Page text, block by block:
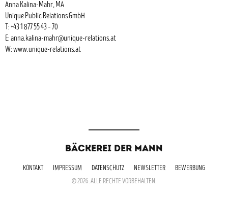
Anna Kalina-Mahr, MA
Unique Public Relations GmbH
T: +43 1 877 55 43 – 70
E:anna.kalina-mahr@unique-relations.at
W:www.unique-relations.at
BÄCKEREI DER MANN
KONTAKT IMPRESSUM DATENSCHUTZ NEWSLETTER
BEWERBUNG
© 2026. ALLE RECHTE VORBEHALTEN.